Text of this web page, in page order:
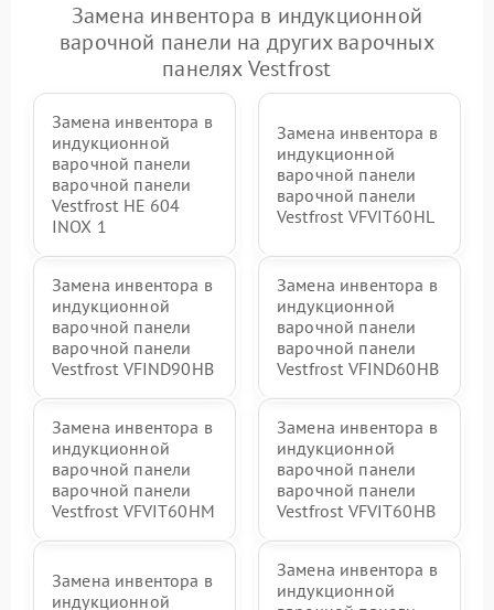
Замена инвентора в индукционной
варочной панели на других варочных
панелях Vestfrost
Замена инвентора в
индукционной
варочной панели
варочной панели
Vestfrost HE 604
INOX 1
Замена инвентора в
индукционной
варочной панели
варочной панели
Vestfrost VFVIT60HL
Замена инвентора в
индукционной
варочной панели
варочной панели
Vestfrost VFIND90HB
Замена инвентора в
индукционной
варочной панели
варочной панели
Vestfrost VFIND60HB
Замена инвентора в
индукционной
варочной панели
варочной панели
Vestfrost VFVIT60HM
Замена инвентора в
индукционной
варочной панели
варочной панели
Vestfrost VFVIT60HB
Замена инвентора в
индукционной
Замена инвентора в
индукционной